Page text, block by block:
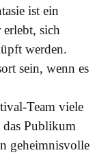
ist ein
erlebt, sich
werden.
sein, wenn es
Team viele
das Publikum
geheimnisvolle